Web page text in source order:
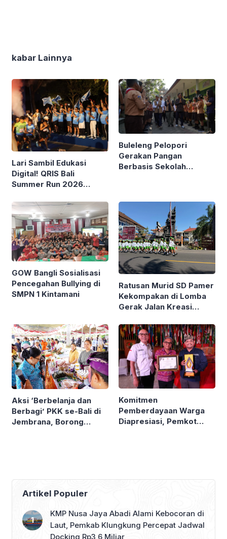
kabar Lainnya
Lari Sambil Edukasi
Digital! QRIS Bali
Summer Run 2026
Renon
Buleleng Pelopori
Gerakan Pangan
Berbasis Sekolah
GOW Bangli Sosialisasi
Pencegahan Bullying di
SMPN 1 Kintamani
Ratusan Murid SD Pamer
Kekompakan di Lomba
Gerak Jalan Kreasi
Aksi ‘Berbelanja dan
Berbagi’ PKK se-Bali di
Jembrana, Borong
Komitmen
Pemberdayaan Warga
Diapresiasi, Pemkot
Artikel Populer
KMP Nusa Jaya Abadi Alami Kebocoran di
Laut, Pemkab Klungkung Percepat Jadwal
Docking Rp3,6 Miliar